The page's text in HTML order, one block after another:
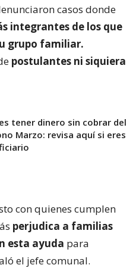
casos donde
integrantes de los que
grupo familiar.
postulantes ni siquiera
tener dinero sin cobrar del
Marzo: revisa aquí si eres
con quienes cumplen
perjudica a familias
esta ayuda para
el jefe comunal.